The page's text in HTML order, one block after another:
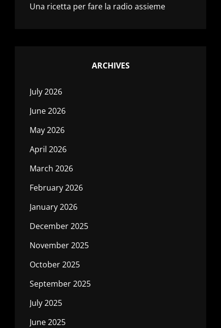
Una ricetta per fare la radio assieme
ARCHIVES
July 2026
June 2026
May 2026
April 2026
March 2026
February 2026
January 2026
December 2025
November 2025
October 2025
September 2025
July 2025
June 2025